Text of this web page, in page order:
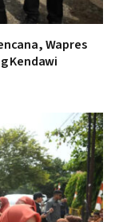
Wapres
Kendawi